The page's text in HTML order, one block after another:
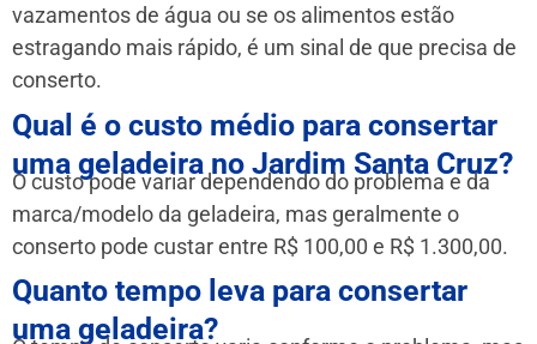
vazamentos de água ou se os alimentos estão
estragando mais rápido, é um sinal de que precisa de
conserto.
Qual é o custo médio para consertar
uma geladeira no Jardim Santa Cruz?
O custo pode variar dependendo do problema e da
marca/modelo da geladeira, mas geralmente o
conserto pode custar entre R$ 100,00 e R$ 1.300,00.
Quanto tempo leva para consertar
uma geladeira?